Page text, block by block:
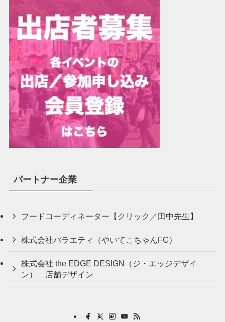
パートナー企業
フードコーディネーター【クリック／田中先生】
株式会社バラエティ（やいてこちゃんFC）
株式会社 the EDGE DESIGN（ジ・エッジデザイ
ン） 店舗デザイン